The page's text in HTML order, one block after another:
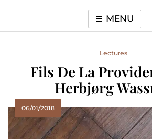
MENU
Lectures
Fils De La
Herbjørg
06/01/2018